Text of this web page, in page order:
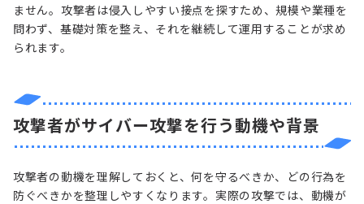
ません。攻撃者は侵入しやすい接点を探すため、規模や業種を
問わず、基礎対策を整え、それを継続して運用することが求め
られます。
攻撃者がサイバー攻撃を行う動機や背景
攻撃者の動機を理解しておくと、何を守るべきか、どの行為を
防ぐべきかを整理しやすくなります。実際の攻撃では、動機が